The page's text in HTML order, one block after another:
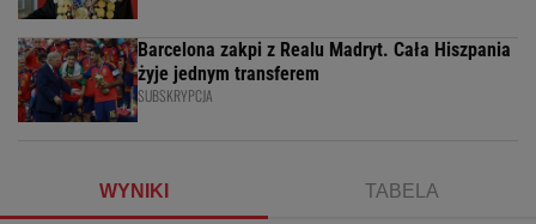
Barcelona zakpi z Realu Madryt. Cała Hiszpania
żyje jednym transferem
SUBSKRYPCJA
WYNIKI TABELA